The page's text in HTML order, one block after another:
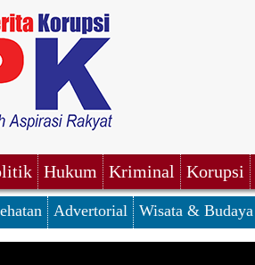
Hukum Kriminal Korupsi
Advertorial Wisata & Budaya